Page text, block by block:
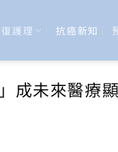
護理 抗癌新知
成未來醫療